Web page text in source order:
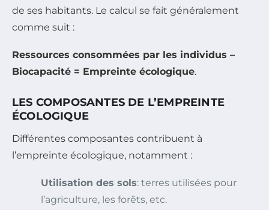
de ses habitants. Le calcul se fait généralement
comme suit :
Ressources consommées par les individus –
Biocapacité = Empreinte écologique.
LES COMPOSANTES DE L’EMPREINTE
ÉCOLOGIQUE
Différentes composantes contribuent à
l’empreinte écologique, notamment :
Utilisation des sols: terres utilisées pour
l’agriculture, les forêts, etc.